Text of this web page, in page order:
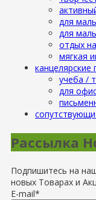
для
для
отдых
мягкая
канцелярские
учеба /
для
Рассылка
Подпишитесь на
новых Товарах и
E-mail*